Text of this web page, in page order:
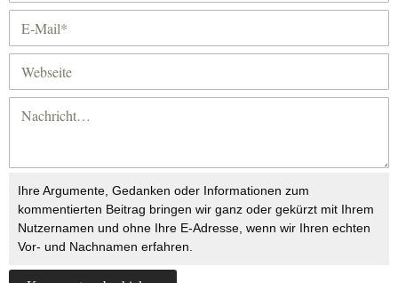
Ihre Argumente, Gedanken oder Informationen zum
kommentierten Beitrag bringen wir ganz oder gekürzt mit Ihrem
Nutzernamen und ohne Ihre E-Adresse, wenn wir Ihren echten
Vor- und Nachnamen erfahren.